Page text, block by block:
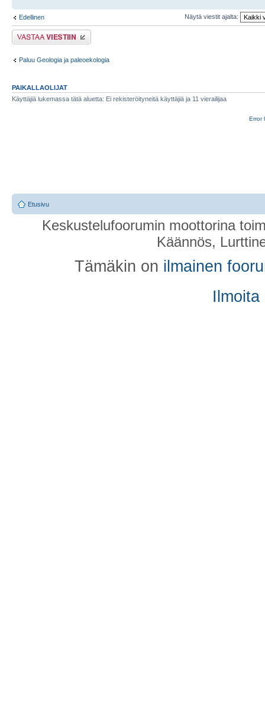
Edellinen Näytä viestit ajalta:
Lähetä vastaus
Paluu Geologia ja paleoekologia
PAIKALLAOLIJAT
Käyttäjiä lukemassa tätä aluetta: Ei rekisteröityneitä käyttäjiä ja 11 vierailijaa
Error
Etusivu
Keskustelufoorumin moottorina
Käännös,
Tämäkin on ilmainen